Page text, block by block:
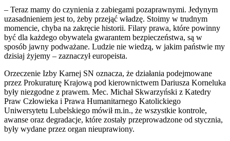
– Teraz mamy do czynienia z zabiegami pozaprawnymi. Jedynym
uzasadnieniem jest to, żeby przejąć władzę. Stoimy w trudnym
momencie, chyba na zakręcie historii. Filary prawa, które powinny
być dla każdego obywatela gwarantem bezpieczeństwa, są w
sposób jawny podważane. Ludzie nie wiedzą, w jakim państwie my
dzisiaj żyjemy – zaznaczył europeista.
Orzeczenie Izby Karnej SN oznacza, że działania podejmowane
przez Prokuraturę Krajową pod kierownictwem Dariusza Korneluka
były niezgodne z prawem. Mec. Michał Skwarzyński z Katedry
Praw Człowieka i Prawa Humanitarnego Katolickiego
Uniwersytetu Lubelskiego mówił m.in., że wszystkie kontrole,
awanse oraz degradacje, które zostały przeprowadzone od stycznia,
były wydane przez organ nieuprawiony.